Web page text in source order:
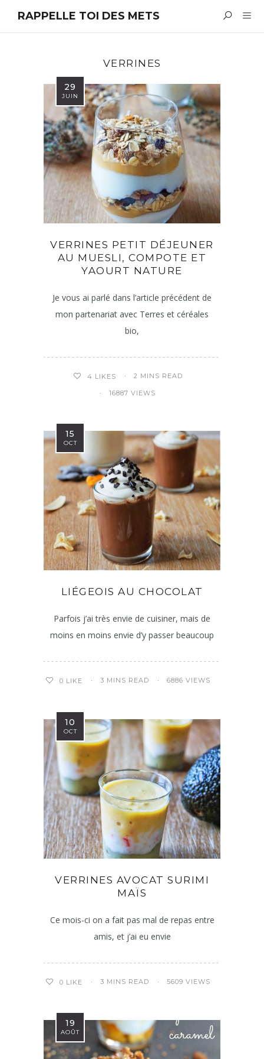
RAPPELLE TOI DES METS
VERRINES
29
JUIN
VERRINES PETIT DÉJEUNER
AU MUESLI, COMPOTE ET
YAOURT NATURE
Je vous ai parlé dans l’article précédent de
mon partenariat avec Terres et céréales
bio,
4 LIKES 2 MINS READ
16887 VIEWS
15
OCT
LIÉGEOIS AU CHOCOLAT
Parfois j’ai très envie de cuisiner, mais de
moins en moins envie d’y passer beaucoup
0 LIKE 3 MINS READ 6886 VIEWS
10
OCT
VERRINES AVOCAT SURIMI
MAÏS
Ce mois-ci on a fait pas mal de repas entre
amis, et j’ai eu envie
0 LIKE 3 MINS READ 5609 VIEWS
19
AOÛT